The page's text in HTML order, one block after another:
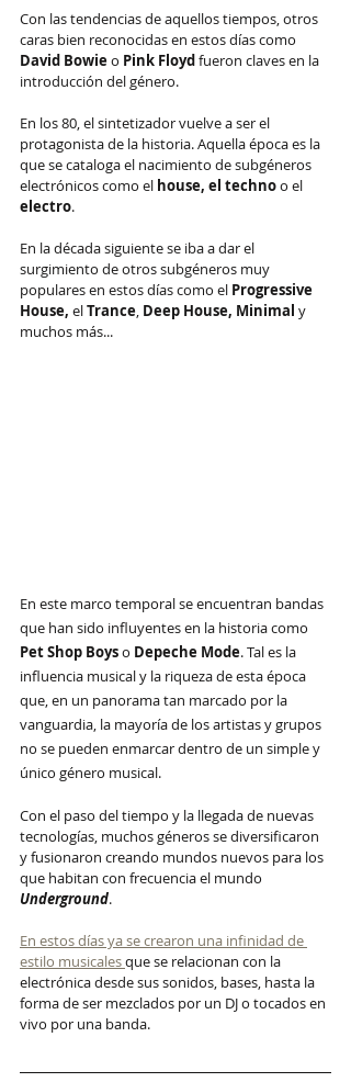
Con las tendencias de aquellos tiempos, otros
caras bien reconocidas en estos días como
David Bowie o Pink Floyd fueron claves en la
introducción del género.
En los 80, el sintetizador vuelve a ser el
protagonista de la historia. Aquella época es la
que se cataloga el nacimiento de subgéneros
electrónicos como el house, el techno o el
electro.
En la década siguiente se iba a dar el
surgimiento de otros subgéneros muy
populares en estos días como el Progressive
House, el Trance, Deep House, Minimal y
muchos más...
En este marco temporal se encuentran bandas
que han sido influyentes en la historia como
Pet Shop Boys o Depeche Mode. Tal es la
influencia musical y la riqueza de esta época
que, en un panorama tan marcado por la
vanguardia, la mayoría de los artistas y grupos
no se pueden enmarcar dentro de un simple y
único género musical.
Con el paso del tiempo y la llegada de nuevas
tecnologías, muchos géneros se diversificaron
y fusionaron creando mundos nuevos para los
que habitan con frecuencia el mundo
Underground.
En estos días ya se crearon una infinidad de
estilo musicales que se relacionan con la
electrónica desde sus sonidos, bases, hasta la
forma de ser mezclados por un DJ o tocados en
vivo por una banda.